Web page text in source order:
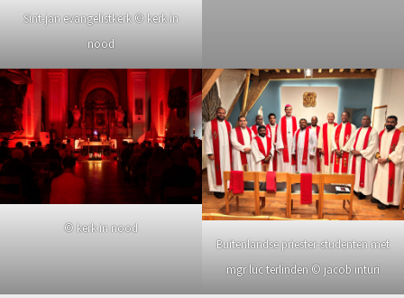
Sint-jan evangelistkerk © kerk in
nood
© kerk in nood
Buitenlandse priester-studenten met
mgr luc terlinden © jacob inturi